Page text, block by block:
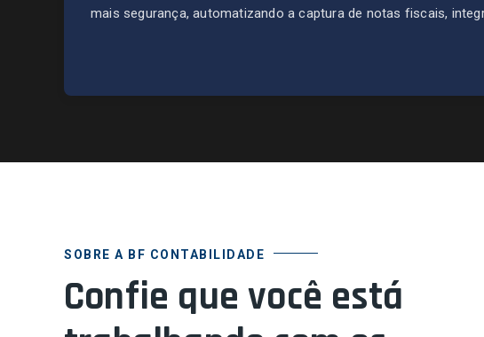
mais segurança, automatizando a captura de notas fiscais,
SOBRE A BF CONTABILIDADE
Confie que você está